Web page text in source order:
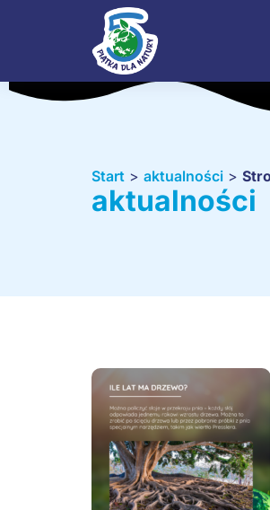
Start > aktualności >
aktualności